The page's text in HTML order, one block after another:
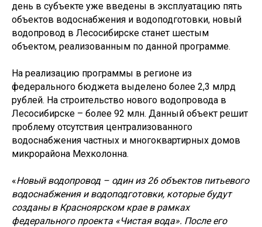
день в субъекте уже введены в эксплуатацию пять
объектов водоснабжения и водоподготовки, новый
водопровод в Лесосибирске станет шестым
объектом, реализованным по данной программе.
На реализацию программы в регионе из
федерального бюджета выделено более 2,3 млрд
рублей. На строительство нового водопровода в
Лесосибирске – более 92 млн. Данный объект решит
проблему отсутствия централизованного
водоснабжения частных и многоквартирных домов
микрорайона Мехколонна.
«Новый водопровод – один из 26 объектов питьевого
водоснабжения и водоподготовки, которые будут
созданы в Красноярском крае в рамках
федерального проекта «Чистая вода». После его